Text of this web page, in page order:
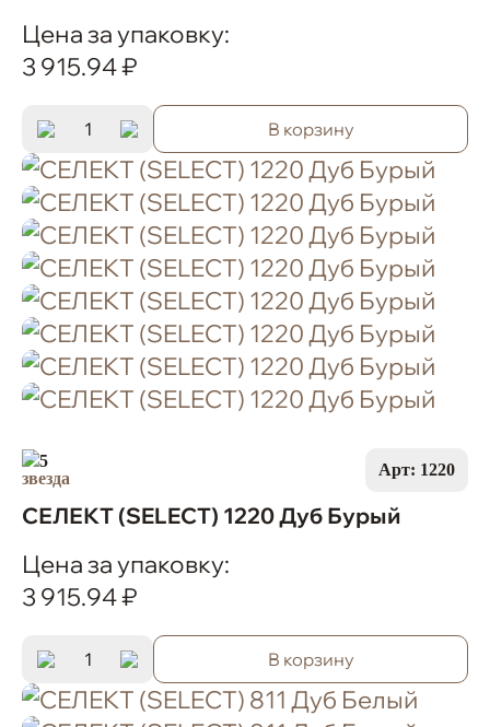
Цена за упаковку:
3 915.94 ₽
В корзину
5 Арт: 1220
СЕЛЕКТ (SELECT) 1220 Дуб Бурый
Цена за упаковку:
3 915.94 ₽
В корзину